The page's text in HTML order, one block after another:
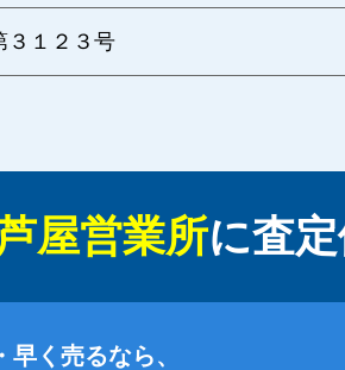
３１２３号
屋営業所に査
早く売るなら、